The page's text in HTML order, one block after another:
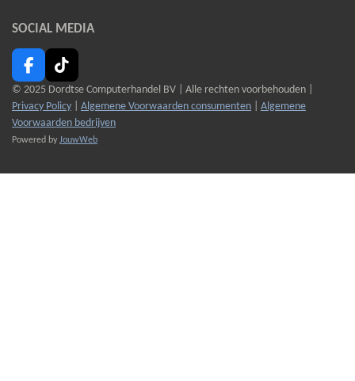
SOCIAL MEDIA
F
a
c
b
o
k
T
i
k
T
o
k
© 2025 Dordtse Computerhandel BV | Alle rechten voorbehouden |
Privacy Policy
Algemene Voorwaarden consumenten
Algemene
Voorwaarden bedrijven
Powered by JouwWeb